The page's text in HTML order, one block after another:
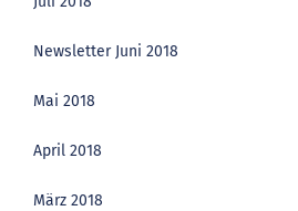
Newsletter Juni 2018
Mai 2018
April 2018
März 2018